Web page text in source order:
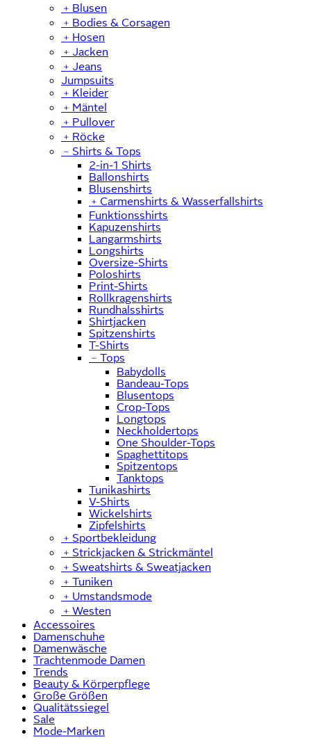
﹢ Blusen
﹢ Bodies & Corsagen
﹢ Hosen
﹢ Jacken
﹢ Jeans
Jumpsuits
﹢ Kleider
﹢ Mäntel
﹢ Pullover
﹢ Röcke
﹣ Shirts & Tops
2-in-1 Shirts
Ballonshirts
Blusenshirts
﹢ Carmenshirts & Wasserfallshirts
Funktionsshirts
Kapuzenshirts
Langarmshirts
Longshirts
Oversize-Shirts
Poloshirts
Print-Shirts
Rollkragenshirts
Rundhalsshirts
Shirtjacken
Spitzenshirts
T-Shirts
﹣ Tops
Babydolls
Bandeau-Tops
Blusentops
Crop-Tops
Longtops
Neckholdertops
One Shoulder-Tops
Spaghettitops
Spitzentops
Tanktops
Tunikashirts
V-Shirts
Wickelshirts
Zipfelshirts
﹢ Sportbekleidung
﹢ Strickjacken & Strickmäntel
﹢ Sweatshirts & Sweatjacken
﹢ Tuniken
﹢ Umstandsmode
﹢ Westen
Accessoires
Damenschuhe
Damenwäsche
Trachtenmode Damen
Trends
Beauty & Körperpflege
Große Größen
Qualitätssiegel
Sale
Mode-Marken